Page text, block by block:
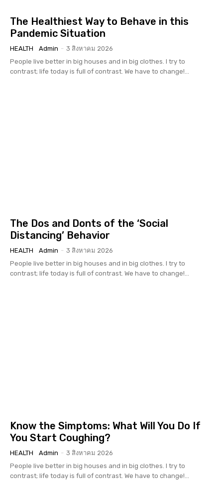
The Healthiest Way to Behave in this
Pandemic Situation
HEALTH Admin - 3 สิงหาคม 2026
People live better in big houses and in big clothes. I try to
contrast; life today is full of contrast. We have to change!...
The Dos and Donts of the ‘Social
Distancing’ Behavior
HEALTH Admin - 3 สิงหาคม 2026
People live better in big houses and in big clothes. I try to
contrast; life today is full of contrast. We have to change!...
Know the Simptoms: What Will You Do If
You Start Coughing?
HEALTH Admin - 3 สิงหาคม 2026
People live better in big houses and in big clothes. I try to
contrast; life today is full of contrast. We have to change!...